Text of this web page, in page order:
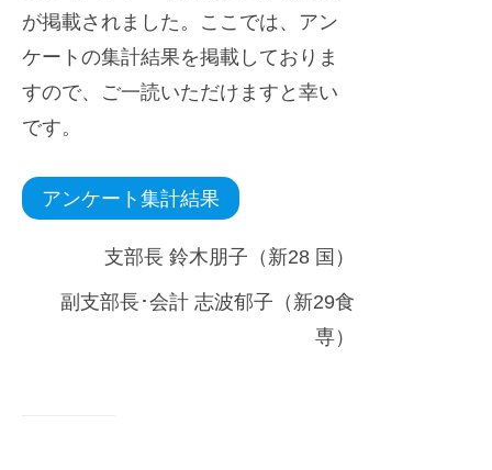
が掲載されました。ここでは、アン
ケートの集計結果を掲載しておりま
すので、ご一読いただけますと幸い
です。
アンケート集計結果
支部長 鈴木朋子（新28 国）
副支部長･会計 志波郁子（新29食
専）